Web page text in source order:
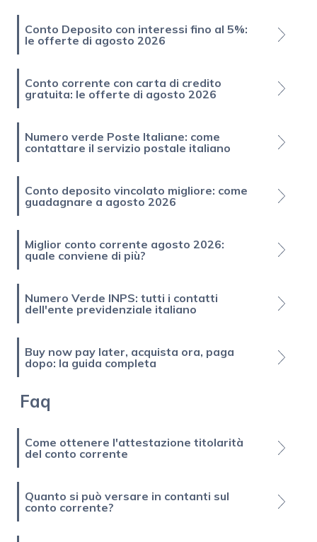
Conto Deposito con interessi fino al 5%:
le offerte di agosto 2026
Conto corrente con carta di credito
gratuita: le offerte di agosto 2026
Numero verde Poste Italiane: come
contattare il servizio postale italiano
Conto deposito vincolato migliore: come
guadagnare a agosto 2026
Miglior conto corrente agosto 2026:
quale conviene di più?
Numero Verde INPS: tutti i contatti
dell'ente previdenziale italiano
Buy now pay later, acquista ora, paga
dopo: la guida completa
Faq
Come ottenere l'attestazione titolarità
del conto corrente
Quanto si può versare in contanti sul
conto corrente?